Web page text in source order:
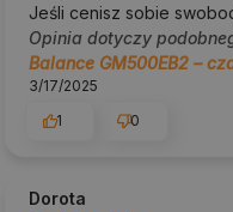
Jeśli cenisz sobie
Opinia dotyczy
Balance GM500EB2 –
3/17/2025
1
0
Dorota